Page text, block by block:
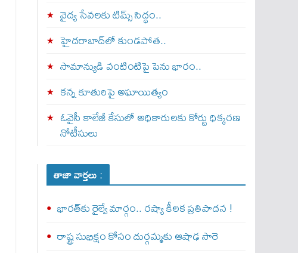
వైద్య సేవలకు టిమ్స్‌ సిద్ధం..
హైదరాబాద్‌లో కుండపోత..
సామాన్యుడి వంటింటిపై పెను భారం..
కన్న కూతురిపై అఘాయిత్యం
ఓవైసీ కాలేజీ కేసులో అధికారులకు కోర్టు ధిక్కరణ
నోటీసులు
తాజా వార్తలు :
భారత్‌కు రైల్వే మార్గం.. రష్యా కీలక ప్రతిపాదన !
రాష్ట్ర సుభిక్షం కోసం దుర్గమ్మకు ఆషాఢ సారె